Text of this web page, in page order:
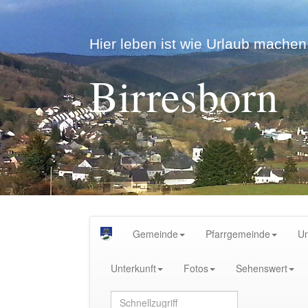
Hier leben ist wie Urlaub
Birresborn
Gemeinde Pfarrgemeinde
Unterkunft Fotos Sehenswert